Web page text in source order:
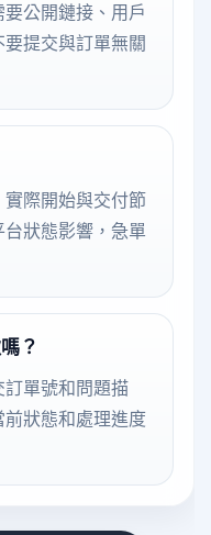
公開鏈接、用戶
提交與訂單無關
際開始與交付節
狀態影響，急單
？
單號和問題描
狀態和處理進度